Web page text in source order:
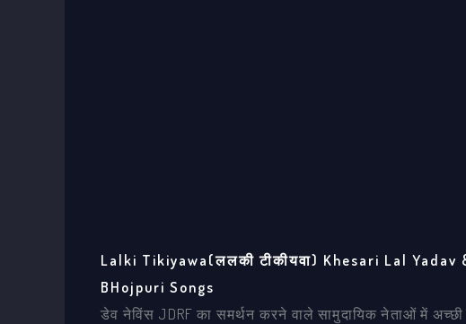
Lalki Tikiyawa(ललकी टीकीयवा) Khesari Lal
BHojpuri Songs
डेव नेविंस JDRF का समर्थन करने वाले सामुदायिक नेताओं में